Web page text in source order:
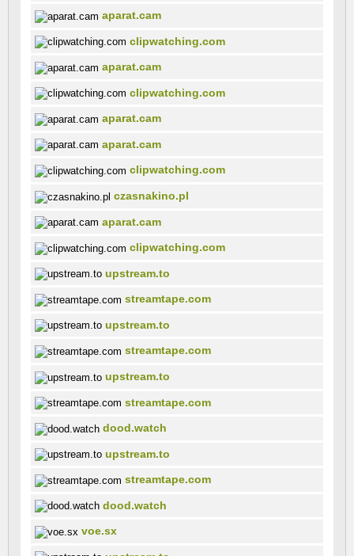
aparat.cam
clipwatching.com
aparat.cam
clipwatching.com
aparat.cam
aparat.cam
clipwatching.com
czasnakino.pl
aparat.cam
clipwatching.com
upstream.to
streamtape.com
upstream.to
streamtape.com
upstream.to
streamtape.com
dood.watch
upstream.to
streamtape.com
dood.watch
voe.sx